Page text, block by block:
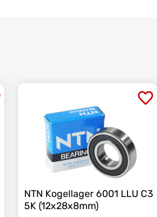
NTN Kogellager 6001 LLU C3
5K (12x28x8mm)